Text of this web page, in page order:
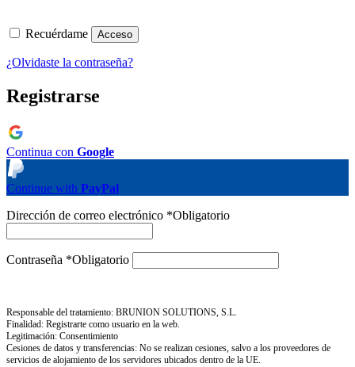
Recuérdame Acceso
¿Olvidaste la contraseña?
Registrarse
Continua con Google
Continue with PayPal
Dirección de correo electrónico *Obligatorio
Contraseña *Obligatorio
Responsable del tratamiento: BRUNION SOLUTIONS, S.L.
Finalidad: Registrarte como usuario en la web.
Legitimación: Consentimiento
Cesiones de datos y transferencias: No se realizan cesiones, salvo a los proveedores de
servicios de alojamiento de los servidores ubicados dentro de la UE.